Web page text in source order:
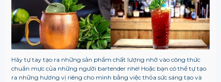
Hãy tự tay tạo ra những sản phẩm chất lượng nhờ vào công thức
chuẩn mực của những người bartender nhé! Hoặc bạn có thể tự tạo
ra những hương vị riêng cho mình bằng việc thỏa sức sáng tạo và